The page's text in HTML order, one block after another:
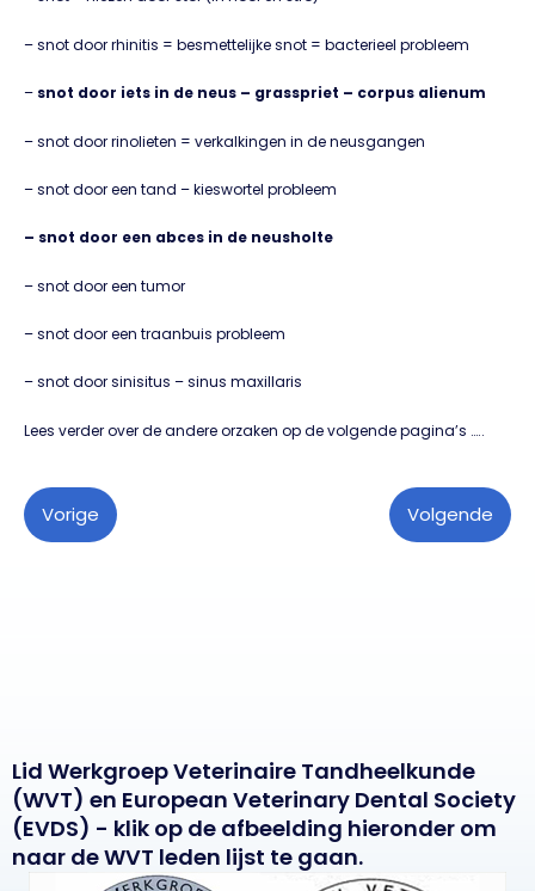
– snot door rhinitis = besmettelijke snot = bacterieel probleem
– snot door iets in de neus – grasspriet – corpus alienum
– snot door rinolieten = verkalkingen in de neusgangen
– snot door een tand – kieswortel probleem
– snot door een abces in de neusholte
– snot door een tumor
– snot door een traanbuis probleem
– snot door sinisitus – sinus maxillaris
Lees verder over de andere orzaken op de volgende pagina’s …..
Vorige Volgende
Lid Werkgroep Veterinaire Tandheelkunde
(WVT) en European Veterinary Dental Society
(EVDS) - klik op de afbeelding hieronder om
naar de WVT leden lijst te gaan.